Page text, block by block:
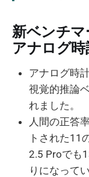
新ベンチ
アナログ
アナログ時
視覚的推論
れました。
人間の正答
トされた11
2.5 Proでも
りになって